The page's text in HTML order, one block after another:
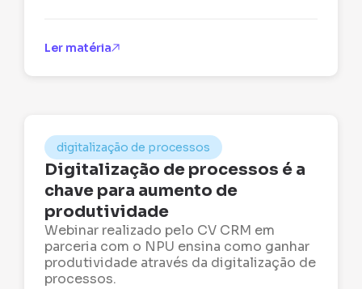
Ler matéria
digitalização de processos
Digitalização de processos é a
chave para aumento de
produtividade
Webinar realizado pelo CV CRM em
parceria com o NPU ensina como ganhar
produtividade através da digitalização de
processos.